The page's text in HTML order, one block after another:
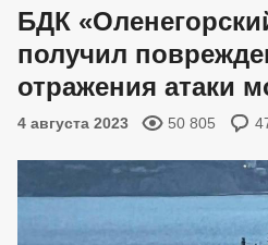
БДК
получил
отражения атаки
4 августа 2023 50 805